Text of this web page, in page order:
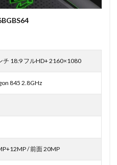
チ 18:9 フルHD+ 2160×1080
845 2.8GHz
/ 前面 20MP